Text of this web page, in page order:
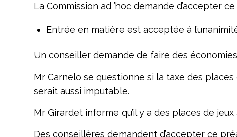
La Commission ad ’hoc demande d’accepter
Entrée en matière est acceptée à
Un conseiller demande de faire des
Mr Carnelo se questionne si la taxe des
serait aussi imputable.
Mr Girardet informe qu’il y a des places de
Des conseillères demandent d’accepter ce